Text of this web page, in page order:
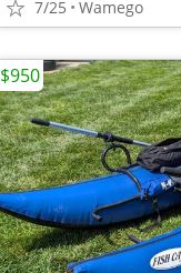
7/25 Wamego
$950